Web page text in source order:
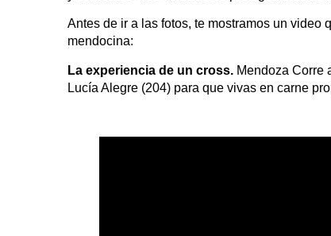
Antes de ir a las fotos, te mostramos un
mendocina:
La experiencia de un cross. Mendoza Corre
Lucía Alegre (204) para que vivas en carne